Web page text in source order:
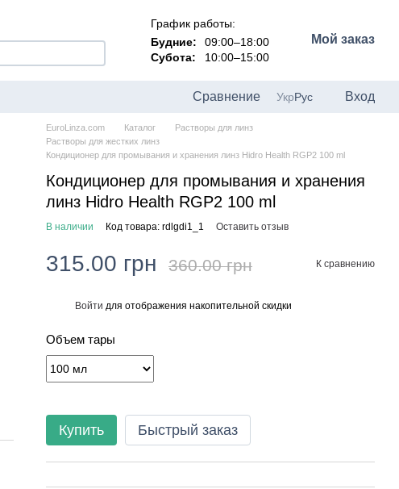
График работы:
Будние:
09:00–18:00
Субота:
10:00–15:00
Мой заказ
Сравнение УкрРус Вход
EuroLinza.com Каталог
Растворы для линз
Растворы для жестких линз
Кондиционер для промывания и хранения линз Hidro Health RGP2 100 ml
Кондиционер для промывания и хранения
линз Hidro Health RGP2 100 ml
В наличии Код товара: rdlgdi1_1 Оставить отзыв
315.00 грн 360.00 грн К сравнению
Войти для отображения накопительной скидки
Объем тары
Купить Быстрый заказ